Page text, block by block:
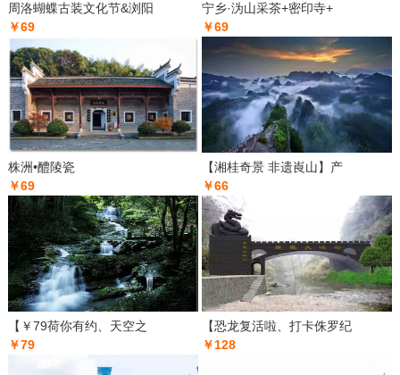
周洛蝴蝶古装文化节&浏阳
￥69
宁乡·沩山采茶+密印寺+
￥69
株洲•醴陵瓷
￥69
【湘桂奇景 非遗崀山】产
￥66
【￥79荷你有约、天空之
￥79
【恐龙复活啦、打卡侏罗纪
￥128